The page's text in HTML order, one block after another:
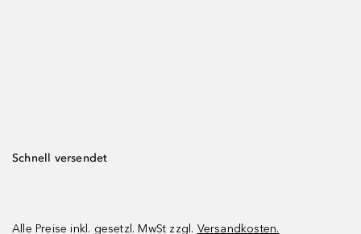
Schnell versendet
Alle Preise inkl. gesetzl. MwSt zzgl. Versandkosten.